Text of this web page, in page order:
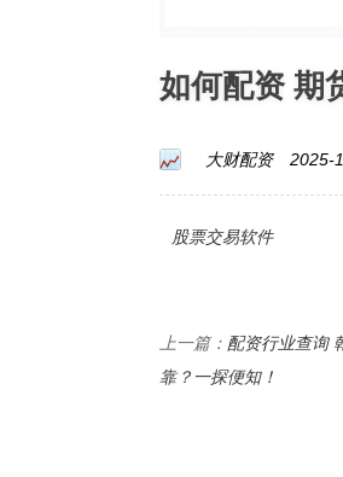
如何配资 期
大财配资 2025-
股票交易软件
上一篇： 配资行业查询
靠？一探便知！